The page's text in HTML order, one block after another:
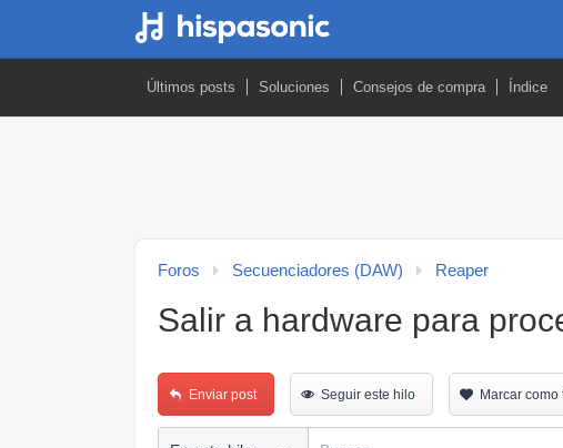
Últimos posts Soluciones Consejos de compra Índice
Foros Secuenciadores (DAW) Reaper
Salir a hardware para
Enviar post Seguir este hilo Marcar como